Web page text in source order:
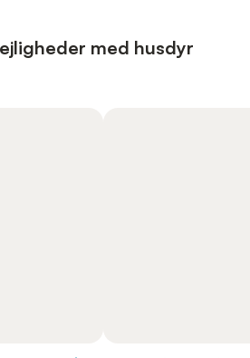
med husdyr